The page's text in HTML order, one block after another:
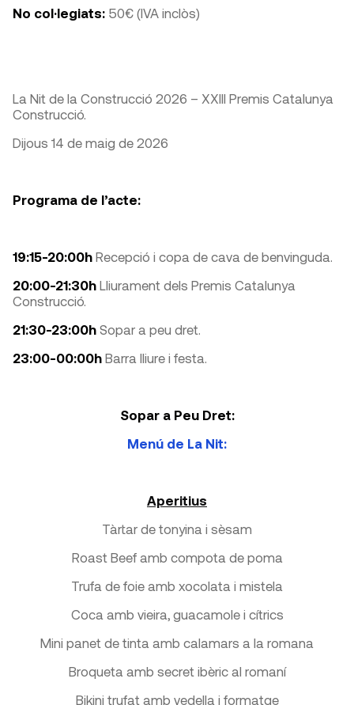
No col·legiats: 50€ (IVA inclòs)
La Nit de la Construcció 2026 – XXIII Premis Catalunya
Construcció.
Dijous 14 de maig de 2026
Programa de l’acte:
19:15-20:00h Recepció i copa de cava de benvinguda.
20:00-21:30h Lliurament dels Premis Catalunya
Construcció.
21:30-23:00h Sopar a peu dret.
23:00-00:00h Barra lliure i festa.
Sopar a Peu Dret:
Menú de La Nit:
Aperitius
Tàrtar de tonyina i sèsam
Roast Beef amb compota de poma
Trufa de foie amb xocolata i mistela
Coca amb vieira, guacamole i cítrics
Mini panet de tinta amb calamars a la romana
Broqueta amb secret ibèric al romaní
Bikini trufat amb vedella i formatge